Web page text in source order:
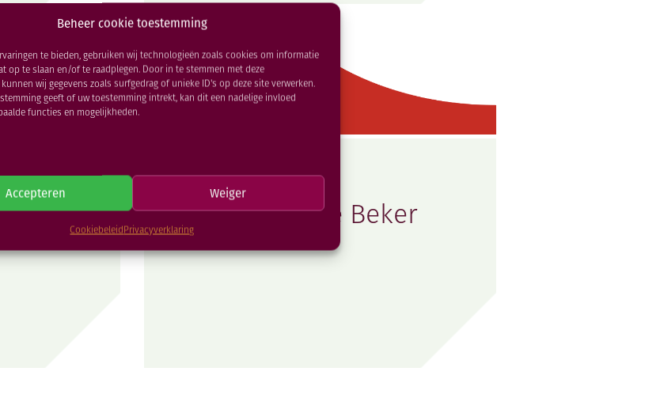
Beheer cookie toestemming
te bieden, gebruiken wij technologieën zoals cookies om informatie
op te slaan en/of te raadplegen. Door in te stemmen met deze
wij gegevens zoals surfgedrag of unieke ID's op deze site verwerken.
geeft of uw toestemming intrekt, kan dit een nadelige invloed
functies en mogelijkheden.
Accepteren Weiger
CookiebeleidPrivacyverklaring Well Done Beker